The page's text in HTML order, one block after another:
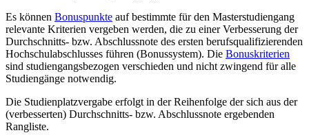
Es können Bonuspunkte auf bestimmte für den Masterstudiengang
relevante Kriterien vergeben werden, die zu einer Verbesserung der
Durchschnitts- bzw. Abschlussnote des ersten berufsqualifizierenden
Hochschulabschlusses führen (Bonussystem). Die Bonuskriterien
sind studiengangsbezogen verschieden und nicht zwingend für alle
Studiengänge notwendig.
Die Studienplatzvergabe erfolgt in der Reihenfolge der sich aus der
(verbesserten) Durchschnitts- bzw. Abschlussnote ergebenden
Rangliste.